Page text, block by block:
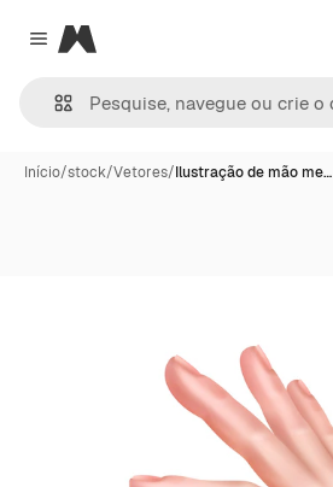
Close menu
Magnific
Início/stock/Vetores/Ilustração de mão me…